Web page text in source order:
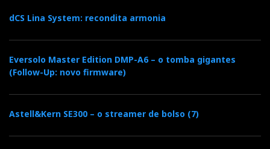
dCS Lina System: recondita armonia
Eversolo Master Edition DMP-A6 – o tomba gigantes
(Follow-Up: novo firmware)
Astell&Kern SE300 – o streamer de bolso (7)